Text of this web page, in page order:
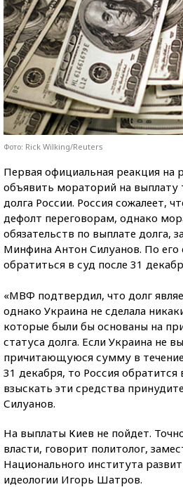
Фото: Rick Wilking/Reuters
Первая официальная реакция на
объявить мораторий на выплату
долга России. Россия сожалеет,
дефолт переговорам, однако
обязательств по выплате долга,
Минфина Антон Силуанов. По его
обратиться в суд после 31
«МВФ подтвердил, что долг
однако Украина не сделала
которые были бы основаны на
статуса долга. Если Украина не
причитающуюся сумму в
31 декабря, то Россия
взыскать эти средства
Силуанов.
На выплаты Киев не пойдет.
власти, говорит политолог,
Национального института
идеологии Игорь Шатров.